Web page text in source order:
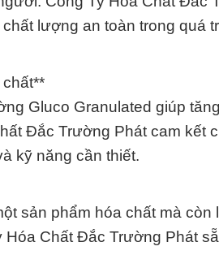
lượng an toàn trong quá
Gluco Granulated giúp
Đắc Trường Phát cam kết
kỹ năng cần thiết.
sản phẩm hóa chất mà còn
Chất Đắc Trường Phát